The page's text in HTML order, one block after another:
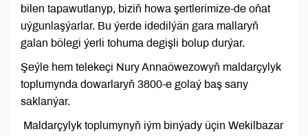
bilen tapawutlanyp, biziň howa şertlerimize-de oňat
uýgunlaşýarlar. Bu ýerde idedilýän gara mallaryň
galan bölegi ýerli tohuma degişli bolup durýar.
Şeýle hem telekeçi Nury Annaöwezowyň maldarçylyk
toplumynda dowarlaryň 3800-e golaý baş sany
saklanýar.
Maldarçylyk toplumynyň iým binýady üçin Wekilbazar